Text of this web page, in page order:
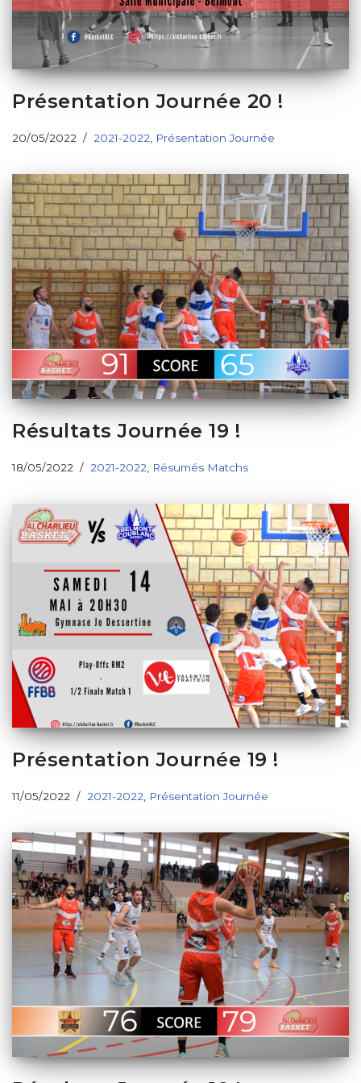
Présentation Journée 20 !
20/05/2022 2021-2022 Présentation Journée
Résultats Journée 19 !
18/05/2022 2021-2022 Résumés Matchs
Présentation Journée 19 !
11/05/2022 2021-2022 Présentation Journée